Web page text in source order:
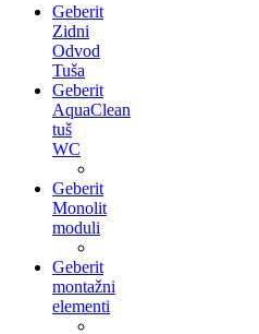
Geberit
Zidni
Odvod
Tuša
Geberit
AquaClean
tuš
WC
Geberit
Monolit
moduli
Geberit
montažni
elementi